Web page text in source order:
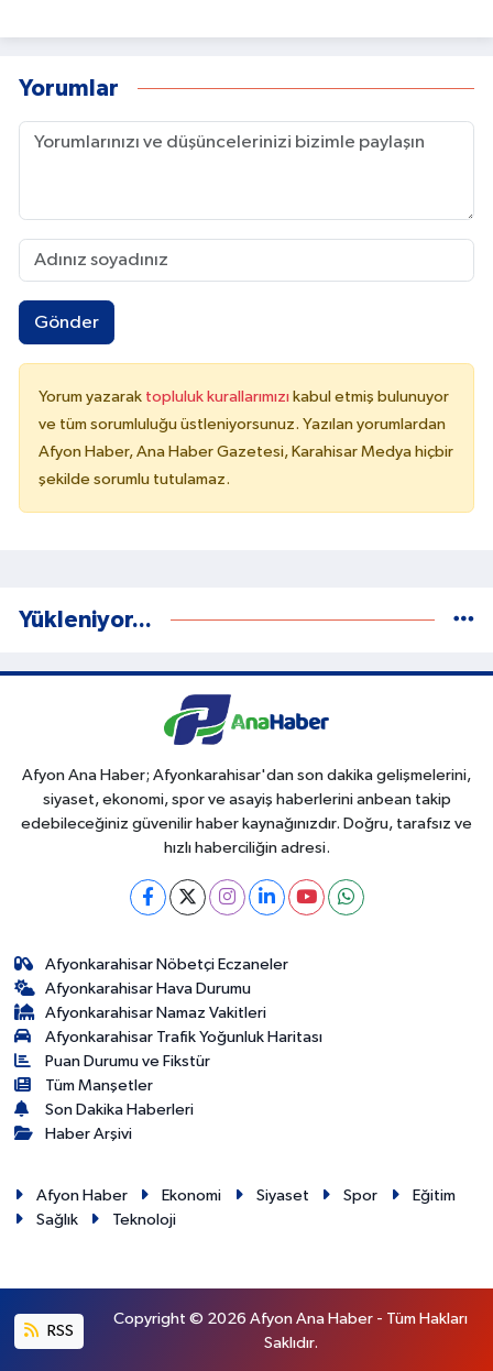
Yorumlar
Gönder
Yorum yazarak topluluk kurallarımızı kabul etmiş bulunuyor
ve tüm sorumluluğu üstleniyorsunuz. Yazılan yorumlardan
Afyon Haber, Ana Haber Gazetesi, Karahisar Medya hiçbir
şekilde sorumlu tutulamaz.
Yükleniyor...
Afyon Ana Haber; Afyonkarahisar'dan son dakika gelişmelerini,
siyaset, ekonomi, spor ve asayiş haberlerini anbean takip
edebileceğiniz güvenilir haber kaynağınızdır. Doğru, tarafsız ve
hızlı haberciliğin adresi.
Afyonkarahisar Nöbetçi Eczaneler
Afyonkarahisar Hava Durumu
Afyonkarahisar Namaz Vakitleri
Afyonkarahisar Trafik Yoğunluk Haritası
Puan Durumu ve Fikstür
Tüm Manşetler
Son Dakika Haberleri
Haber Arşivi
Afyon Haber Ekonomi Siyaset Spor
Eğitim
Sağlık
Teknoloji
RSS
Copyright © 2026 Afyon Ana Haber - Tüm Hakları
Saklıdır.